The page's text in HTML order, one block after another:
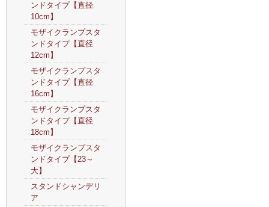
ンドタイプ【直径
10cm】
モザイクランプスタ
ンドタイプ【直径
12cm】
モザイクランプスタ
ンドタイプ【直径
16cm】
モザイクランプスタ
ンドタイプ【直径
18cm】
モザイクランプスタ
ンドタイプ【23～
大】
スタンドシャンデリ
ア